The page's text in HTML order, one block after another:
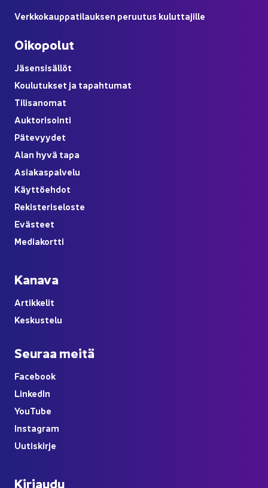
Verk­ko­kaup­pa­ti­lauk­sen pe­ruu­tus ku­lut­ta­jil­le
Oi­ko­po­lut
Jä­sen­si­säl­löt
Kou­lu­tuk­set ja ta­pah­tu­mat
Ti­li­sa­no­mat
Auk­to­ri­soin­ti
Pä­te­vyy­det
Alan hyvä tapa
Asia­kas­pal­ve­lu
Käyt­tö­eh­dot
Re­kis­te­ri­se­los­te
Eväs­teet
Me­dia­kort­ti
Ka­na­va
Ar­tik­ke­lit
Kes­kus­te­lu
Seu­raa meitä
Face­book
Lin­ke­dIn
YouTube
Ins­ta­gram
Uu­tis­kir­je
Kir­jau­du